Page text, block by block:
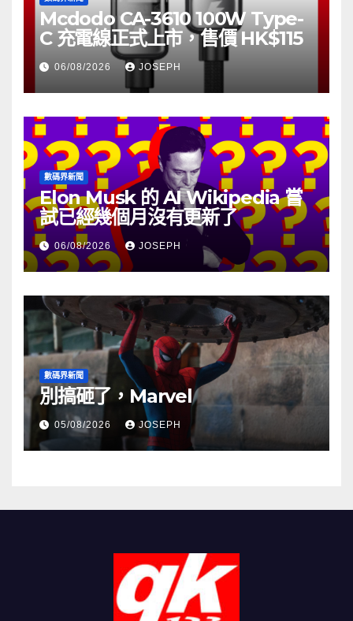
Mcdodo CA-3610 100W Type-
C 充電線正式上市，售價 HK$115
06/08/2026 JOSEPH
數碼界新聞
Elon Musk 的 AI Wikipedia 嘗
試已經幾個月沒有更新了
06/08/2026 JOSEPH
數碼界新聞
別搞砸了，Marvel
05/08/2026 JOSEPH